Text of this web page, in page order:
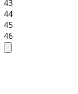
43
44
45
46